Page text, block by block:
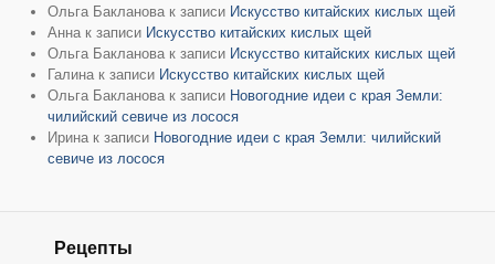
Ольга Бакланова к записи Искусство китайских кислых щей
Анна к записи Искусство китайских кислых щей
Ольга Бакланова к записи Искусство китайских кислых щей
Галина к записи Искусство китайских кислых щей
Ольга Бакланова к записи Новогодние идеи с края Земли:
чилийский севиче из лосося
Ирина к записи Новогодние идеи с края Земли: чилийский
севиче из лосося
Рецепты